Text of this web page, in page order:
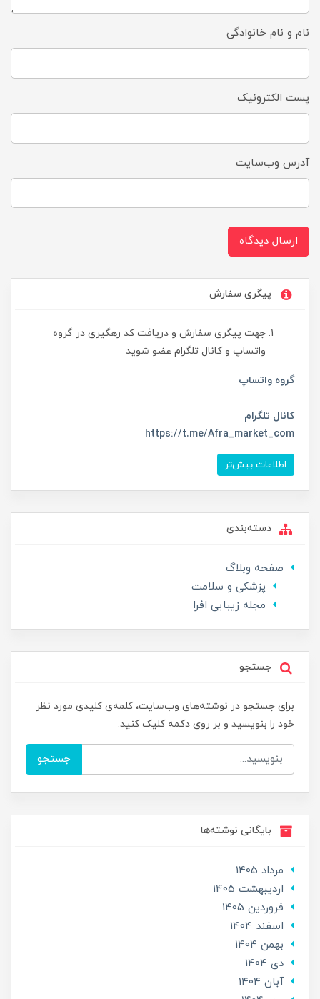
نام و نام خانوادگی
پست الکترونیک
آدرس وب‌سایت
ارسال دیدگاه
پیگری سفارش
جهت پیگری سفارش و دریافت کد رهگیری در گروه
واتساپ و کانال تلگرام عضو شوید
گروه واتساپ
کانال تلگرام
https://t.me/Afra_market_com
اطلاعات بیش‌تر
دسته‌بندی
صفحه وبلاگ
پزشکی و سلامت
مجله زیبایی افرا
جستجو
برای جستجو در نوشته‌های وب‌سایت، کلمه‌ی کلیدی مورد نظر
خود را بنویسید و بر روی دکمه کلیک کنید.
جستجو
بایگانی نوشته‌ها
مرداد 1405
ارديبهشت 1405
فروردین 1405
اسفند 1404
بهمن 1404
دی 1404
آبان 1404